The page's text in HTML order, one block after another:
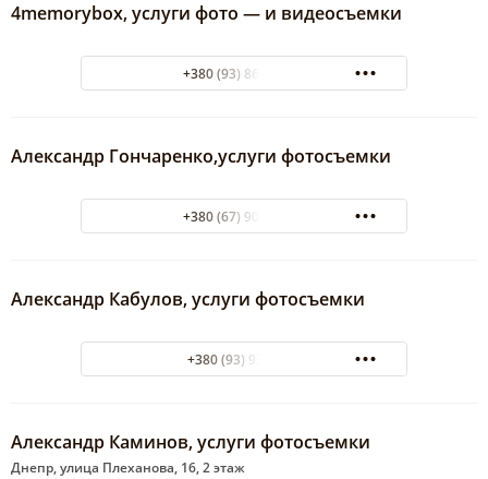
4memorybox, услуги фото — и видеосъемки
+380 (93) 864-95-47
Александр Гончаренко,услуги фотосъемки
+380 (67) 905-49-49
Александр Кабулов, услуги фотосъемки
+380 (93) 9330872
Александр Каминов, услуги фотосъемки
Днепр, улица Плеханова, 16, 2 этаж